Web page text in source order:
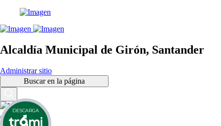
Alcaldía Municipal de Girón, Santander
Administrar sitio
Buscar en la página
DESCARGA